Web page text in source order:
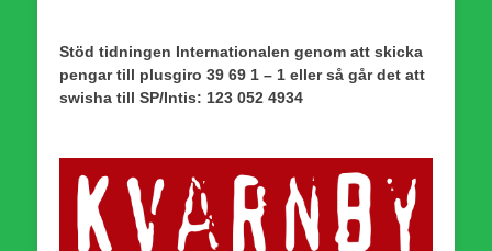
Stöd tidningen Internationalen genom att skicka
pengar till plusgiro 39 69 1 – 1 eller så går det att
swisha till SP/Intis: 123 052 4934